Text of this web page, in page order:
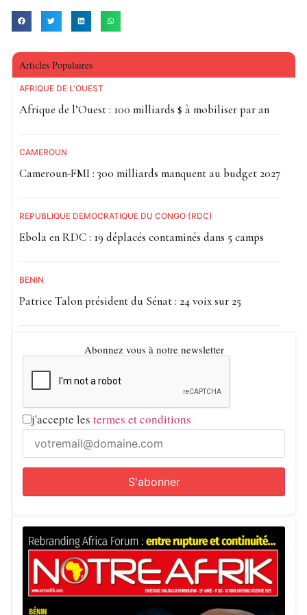
Une communication qui interpelle
peuvent entourer la gestion des obsèques de figures
publiques, notamment à l’ère des réseaux sociaux où les
informations circulent rapidement, parfois sans validation
Dans ce contexte, Tatiana Dirane appelle à ne pas
l’associer à des initiatives prises sans son consentement,
soulignant la nécessité d’une communication officielle et
concertée autour de la mémoire de Foly Dirane.
Articles Populaires
AFRIQUE DE L'OUEST
Afrique de l’Ouest : 100 milliards $ à mobiliser par an
CAMEROUN
Cameroun-FMI : 300 milliards manquent au budget 2027
RÉPUBLIQUE DÉMOCRATIQUE DU CONGO (RDC)
Ebola en RDC : 19 déplacés contaminés dans 5 camps
BÉNIN
Patrice Talon président du Sénat : 24 voix sur 25
Abonnez vous à notre newsletter
j'accepte les termes et conditions